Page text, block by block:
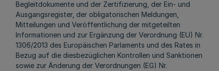
Begleitdokumente und der Zertifizierung, der Ein- und
Ausgangsregister, der obligatorischen Meldungen,
Mitteilungen und Veröffentlichung der mitgeteilten
Informationen und zur Ergänzung der Verordnung (EU) Nr.
1306/2013 des Europäischen Parlaments und des Rates in
Bezug auf die diesbezüglichen Kontrollen und Sanktionen
sowie zur Änderung der Verordnungen (EG) Nr.